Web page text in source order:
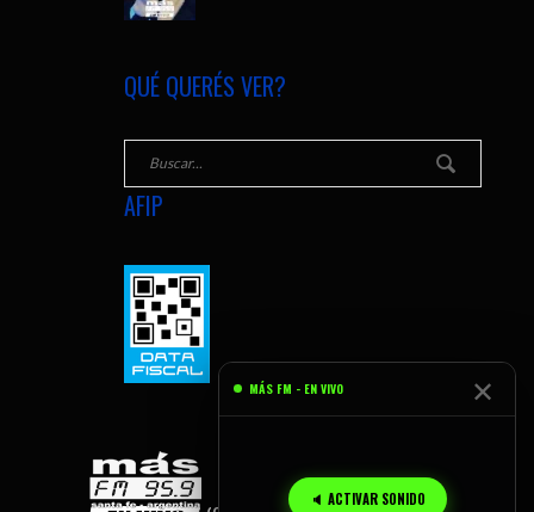
QUÉ QUERÉS VER?
AFIP
MÁS FM - EN VIVO ✕
🔈 ACTIVAR SONIDO